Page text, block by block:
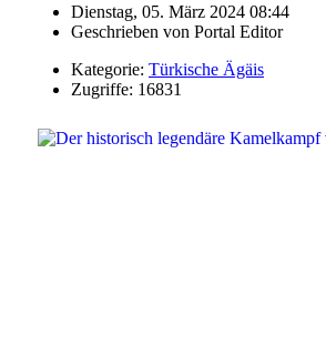
Dienstag, 05. März 2024 08:44
Geschrieben von Portal Editor
Kategorie: Türkische Ägäis
Zugriffe: 16831